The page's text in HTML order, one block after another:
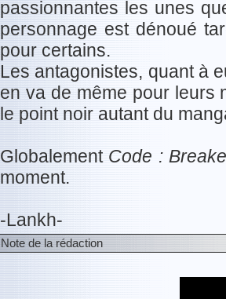
passionnantes les unes
personnage est dénoué
pour certains.
Les antagonistes, quant à
en va de même pour leurs
le point noir autant du
Globalement Code :
moment.
-Lankh-
Note de la rédaction